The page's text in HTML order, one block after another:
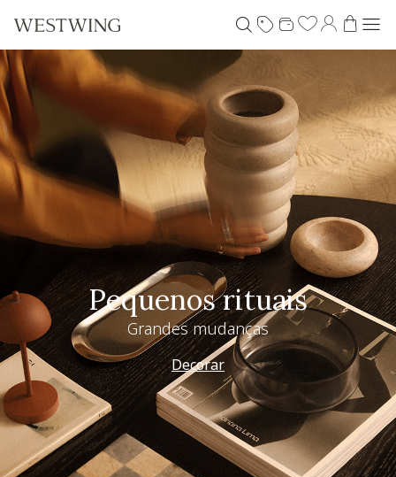
Pequenos rituais
Grandes mudanças
Decorar